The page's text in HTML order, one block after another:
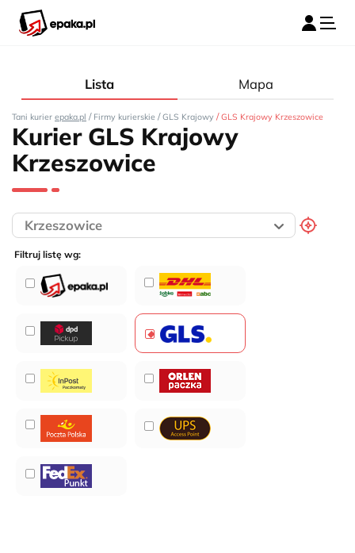
Lista Mapa
Tani kurier epaka.pl / Firmy kurierskie / GLS Krajowy / GLS Krajowy Krzeszowice
Kurier GLS Krajowy
Krzeszowice
Filtruj listę wg: